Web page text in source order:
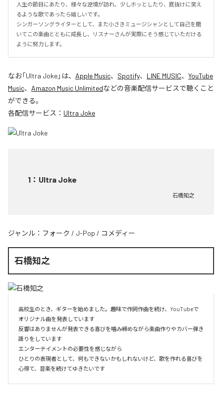
人生の節目にあたり、様々な逆境が訪れ、少しホッとしたり、底抜けに笑え
るような歌であったら嬉しいです。
シンガーソングライターとして、また小さきミュージシャンとして自己を磨
いてこの楽曲とともに成長し、リスナーさんが実際にそう感じていただける
ように努力します。
なお「Ultra Joke」は、 Apple Music、 Spotify、 LINE MUSIC、 YouTube
Music、 Amazon Music Unlimitedなどの音楽配信サービスで聴くこと
ができる。
各配信サービス： Ultra Joke
1 ： Ultra Joke
石橋知之
ジャンル： フォーク / J-Pop / コメディー
石橋知之
高校生のとき、ギターを始めました。趣味で作詞作曲を続け、YouTubeで
オリジナル曲を発表しています
反響はありませんが発表できる喜びを噛み締めながら楽曲作りやカバー弾き
語りをしています
エンターテイメントの必要性を感じながら
ひとりの表現者として、何もできないかもしれないけど、歌を作れる喜びを
心得て、音楽を続けてゆきたいです